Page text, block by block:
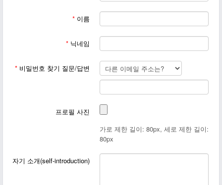
* 이름
* 닉네임
* 비밀번호 찾기 질문/답변
프로필 사진
가로 제한 길이: 80px, 세로 제한 길이:
80px
자기 소개(self-introduction)